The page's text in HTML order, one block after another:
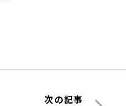
次の記事